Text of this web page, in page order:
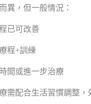
異，但一般情況：
已可改善
程+訓練
間或進一步治療
需配合生活習慣調整，